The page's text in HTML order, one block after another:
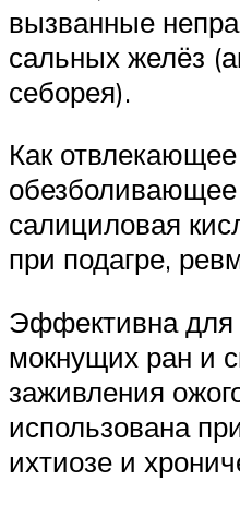
вызванные
сальных желёз
себорея).
Как
обезболивающее
салициловая
при подагре,
Эффективна для
мокнущих ран и
заживления
использована
ихтиозе и